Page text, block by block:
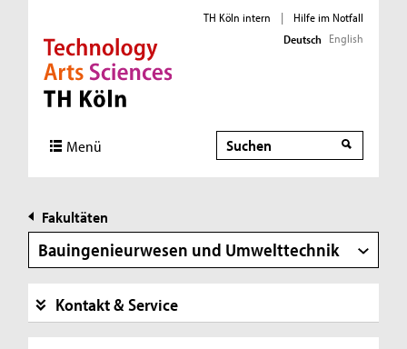
Direkt zur Hauptnavigation
Direkt zur Subnavigation
Direkt zum Inhalt
Direkt zum Fußbereich
TH Köln intern |
Hilfe im Notfall
Deutsch English
Menü Suche
Suche
Fakultäten
Bauingenieurwesen und Umwelttechnik
Kontakt & Service